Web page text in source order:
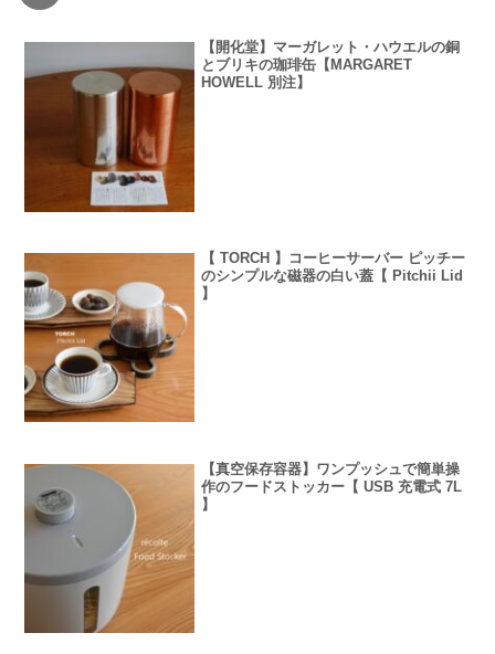
【開化堂】マーガレット・ハウエルの銅
とブリキの珈琲缶【MARGARET
HOWELL 別注】
【 TORCH 】コーヒーサーバー ピッチー
のシンプルな磁器の白い蓋【 Pitchii Lid
】
【真空保存容器】ワンプッシュで簡単操
作のフードストッカー【 USB 充電式 7L
】